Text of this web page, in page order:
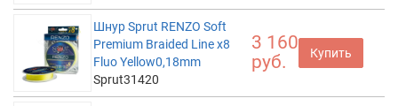
Шнур Sprut RENZO Soft
Premium Braided Line x8
Fluo Yellow0,18mm
Sprut31420
3 160
руб.
Купить